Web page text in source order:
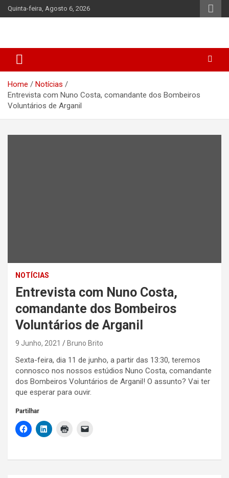
Skip
to
Quinta-feira, Agosto 6, 2026
Home
Notícias
Entrevista com Nuno Costa, comandante dos Bombeiros
Voluntários de Arganil
NOTÍCIAS
Entrevista com Nuno Costa,
comandante dos Bombeiros
Voluntários de Arganil
9 Junho, 2021 Bruno Brito
Sexta-feira, dia 11 de junho, a partir das 13:30, teremos
connosco nos nossos estúdios Nuno Costa, comandante
dos Bombeiros Voluntários de Arganil! O assunto? Vai ter
que esperar para ouvir.
Partilhar